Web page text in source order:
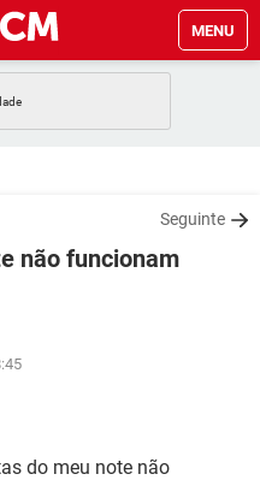
MENU
GMAIL
WHATSAPP
FACEBOOK
EXCEL
Seguinte
não funcionam
do meu note não